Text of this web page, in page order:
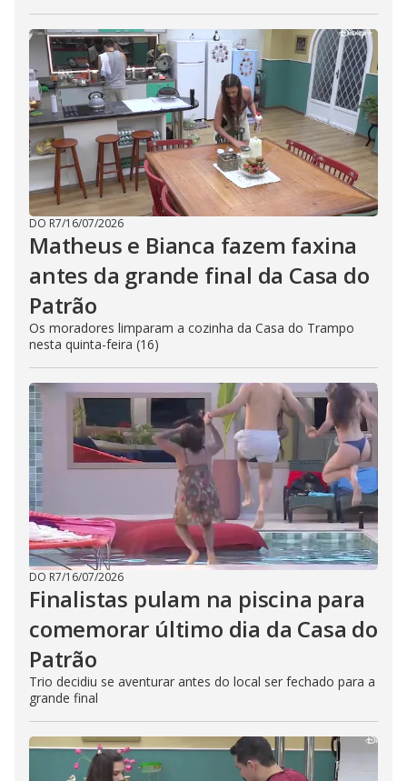
DO R7/16/07/2026
Matheus e Bianca fazem faxina
antes da grande final da Casa do
Patrão
Os moradores limparam a cozinha da Casa do Trampo
nesta quinta-feira (16)
DO R7/16/07/2026
Finalistas pulam na piscina para
comemorar último dia da Casa do
Patrão
Trio decidiu se aventurar antes do local ser fechado para a
grande final